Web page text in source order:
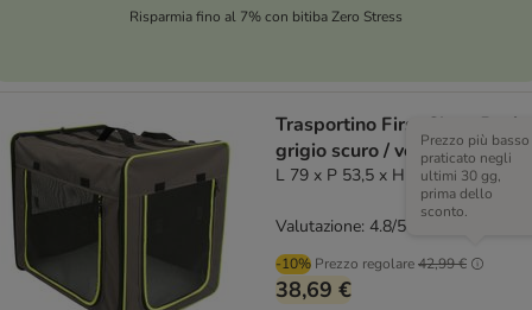
Risparmia fino al 7% con bitiba Zero Stress
Trasportino First Class Basic
grigio scuro / verde fluo
L 79 x P 53,5 x H 66 cm
-10% Prezzo regolare42,99 €
Prezzo più basso
praticato negli
ultimi 30 gg,
prima dello
sconto.
38,69 €
Valutazione: 4.8/5